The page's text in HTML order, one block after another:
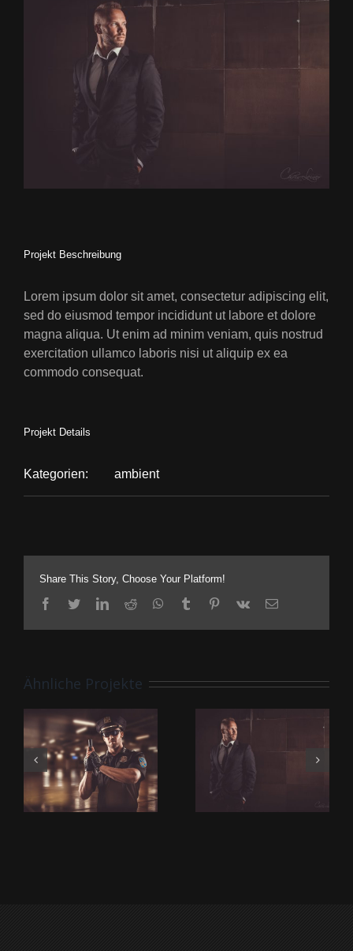
Projekt Beschreibung
Lorem ipsum dolor sit amet, consectetur adipiscing elit,
sed do eiusmod tempor incididunt ut labore et dolore
magna aliqua. Ut enim ad minim veniam, quis nostrud
exercitation ullamco laboris nisi ut aliquip ex ea
commodo consequat.
Projekt Details
Kategorien: ambient
Share This Story, Choose Your Platform!
facebook
twitterlinkedinreddit whatsapptumblr pinterest
vk
E-
Ähnliche Projekte
Essen mit Strip